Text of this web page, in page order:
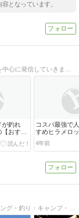
となっています。
が釣れ
おすす
】
コスパ最強で
すめヒラメロ
から座布団ヒ
4年前